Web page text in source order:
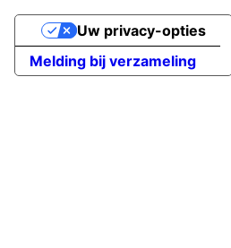
Melding bij verzameling
Uw privacy-opties